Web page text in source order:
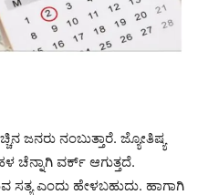
ಜನರು ನಂಬುತ್ತಾರೆ. ಜ್ಯೋತಿಷ್ಯ
ಚೆನ್ನಾಗಿ ವರ್ಕ್ ಆಗುತ್ತದೆ.
ಸತ್ಯ ಎಂದು ಹೇಳಬಹುದು. ಹಾಗಾಗಿ